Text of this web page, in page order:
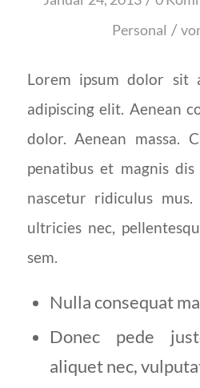
Personal /
Lorem ipsum dolor sit
adipiscing elit. Aenean
dolor. Aenean massa.
penatibus et magnis
nascetur ridiculus
ultricies nec,
sem.
Nulla consequat
Donec pede
aliquet nec,